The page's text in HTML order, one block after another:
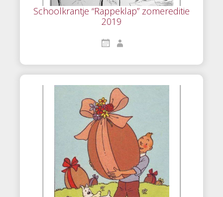
Schoolkrantje “Rappeklap” zomereditie
2019